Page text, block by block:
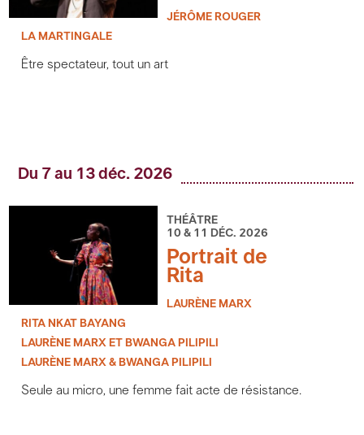
JÉRÔME ROUGER
LA MARTINGALE
Être spectateur, tout un art
Du 7 au 13 déc. 2026
THÉÂTRE
10 & 11 DÉC. 2026
Portrait de
Rita
LAURÈNE MARX
RITA NKAT BAYANG
LAURÈNE MARX ET BWANGA PILIPILI
LAURÈNE MARX & BWANGA PILIPILI
Seule au micro, une femme fait acte de résistance.